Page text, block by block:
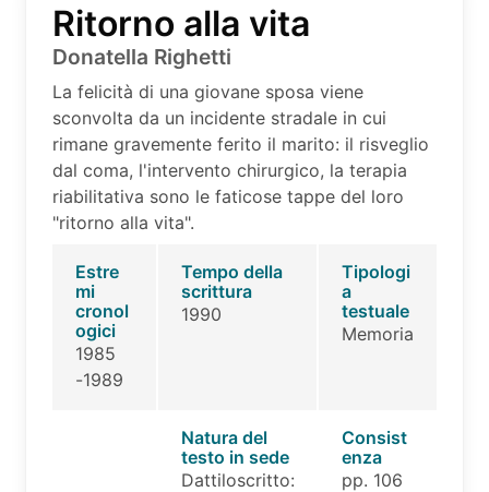
Ritorno alla vita
Donatella Righetti
La felicità di una giovane sposa viene
sconvolta da un incidente stradale in cui
rimane gravemente ferito il marito: il risveglio
dal coma, l'intervento chirurgico, la terapia
riabilitativa sono le faticose tappe del loro
"ritorno alla vita".
Estre
mi
cronol
ogici
1985
-1989
Tempo della
scrittura
1990
Tipologi
a
testuale
Memoria
Natura del
testo in sede
Dattiloscritto:
Consist
enza
pp. 106